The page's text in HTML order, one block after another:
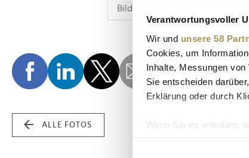
Verantwortungsvoller
Wir und unsere 58
Cookies, um
Inhalte, Messungen
Sie entscheiden
Erklärung oder durch
Wenn Sie es erlauben,
ALLE FOTOS